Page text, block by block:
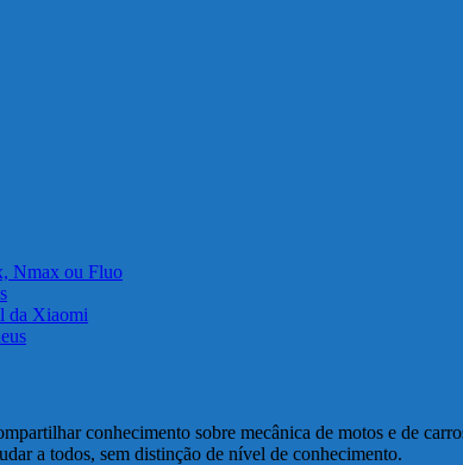
Nmax ou Fluo
da Xiaomi
conhecimento sobre mecânica de motos e de
a todos, sem distinção de nível de conhecimento.